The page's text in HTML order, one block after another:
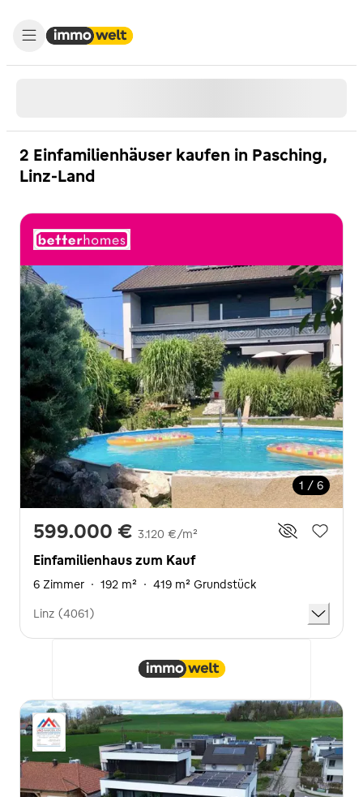
2 Einfamilienhäuser kaufen in Pasching,
Linz-Land
1 / 6
599.000 € 3.120 €/m²
Einfamilienhaus zum Kauf
6 Zimmer · 192 m² · 419 m² Grundstück
Linz (4061)